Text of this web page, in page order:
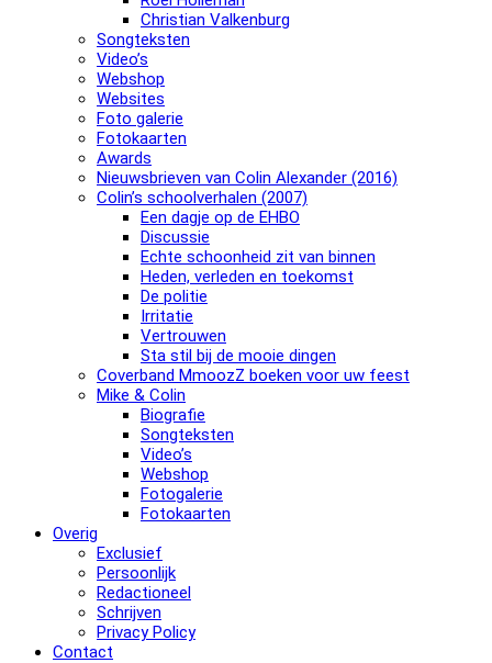
Christian Valkenburg
Songteksten
Video’s
Webshop
Websites
Foto galerie
Fotokaarten
Awards
Nieuwsbrieven van Colin Alexander (2016)
Colin’s schoolverhalen (2007)
Een dagje op de EHBO
Discussie
Echte schoonheid zit van binnen
Heden, verleden en toekomst
De politie
Irritatie
Vertrouwen
Sta stil bij de mooie dingen
Coverband MmoozZ boeken voor uw feest
Mike & Colin
Biografie
Songteksten
Video’s
Webshop
Fotogalerie
Fotokaarten
Overig
Exclusief
Persoonlijk
Redactioneel
Schrijven
Privacy Policy
Contact